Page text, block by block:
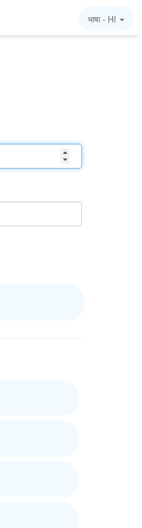
भाषा - HI